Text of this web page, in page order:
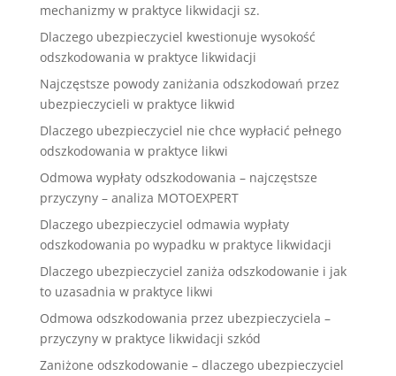
mechanizmy w praktyce likwidacji sz.
Dlaczego ubezpieczyciel kwestionuje wysokość
odszkodowania w praktyce likwidacji
Najczęstsze powody zaniżania odszkodowań przez
ubezpieczycieli w praktyce likwid
Dlaczego ubezpieczyciel nie chce wypłacić pełnego
odszkodowania w praktyce likwi
Odmowa wypłaty odszkodowania – najczęstsze
przyczyny – analiza MOTOEXPERT
Dlaczego ubezpieczyciel odmawia wypłaty
odszkodowania po wypadku w praktyce likwidacji
Dlaczego ubezpieczyciel zaniża odszkodowanie i jak
to uzasadnia w praktyce likwi
Odmowa odszkodowania przez ubezpieczyciela –
przyczyny w praktyce likwidacji szkód
Zaniżone odszkodowanie – dlaczego ubezpieczyciel